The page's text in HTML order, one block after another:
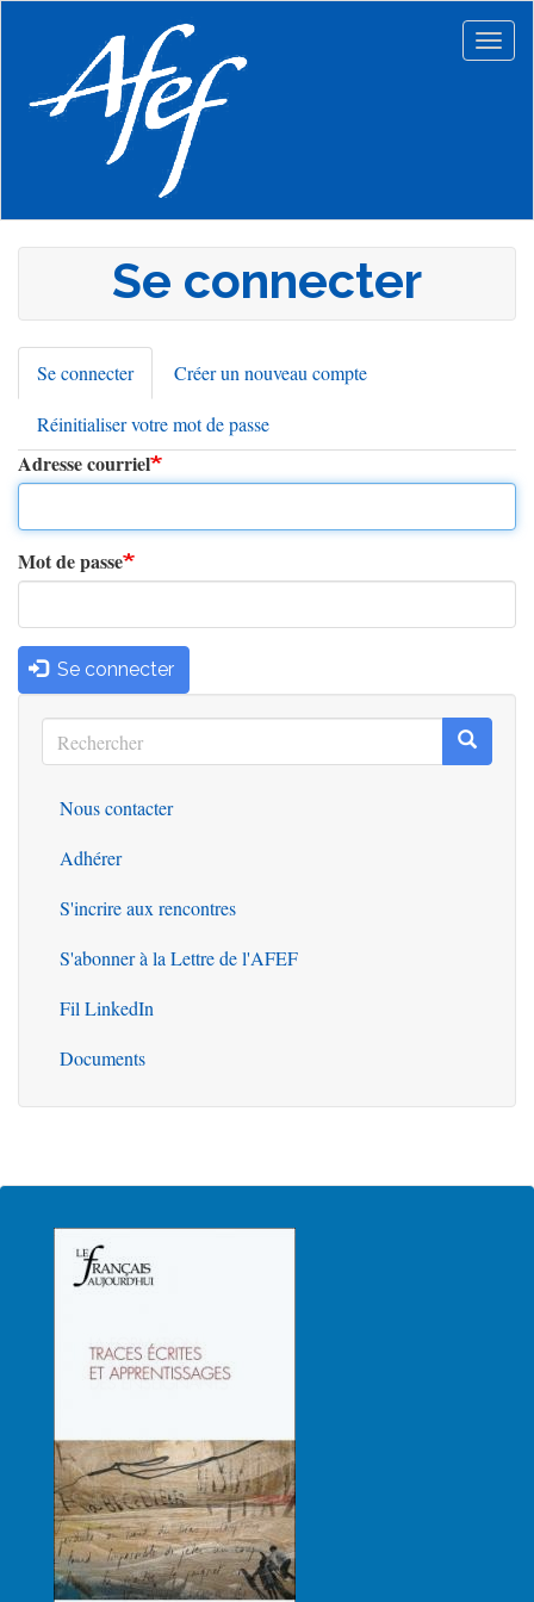
principal
Se connecter
Onglets
principaux
Se connecter(onglet
actif)
Créer un nouveau compte
Réinitialiser votre mot de passe
Adresse courriel
Mot de passe
Se connecter
Rechercher
Rechercher
Outils
Nous contacter
Adhérer
S'incrire aux rencontres
S'abonner à la Lettre de l'AFEF
Fil LinkedIn
Documents